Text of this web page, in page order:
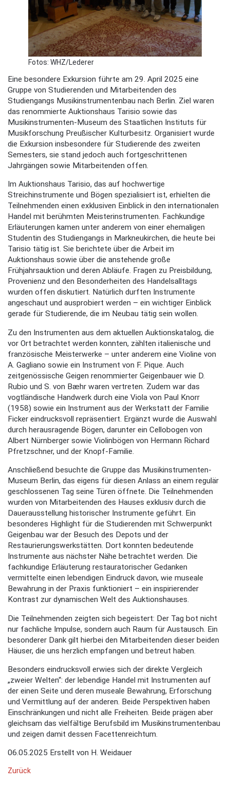
Fotos: WHZ/Lederer
Eine besondere Exkursion führte am 29. April 2025 eine
Gruppe von Studierenden und Mitarbeitenden des
Studiengangs Musikinstrumentenbau nach Berlin. Ziel waren
das renommierte Auktionshaus Tarisio sowie das
Musikinstrumenten-Museum des Staatlichen Instituts für
Musikforschung Preußischer Kulturbesitz. Organisiert wurde
die Exkursion insbesondere für Studierende des zweiten
Semesters, sie stand jedoch auch fortgeschrittenen
Jahrgängen sowie Mitarbeitenden offen.
Im Auktionshaus Tarisio, das auf hochwertige
Streichinstrumente und Bögen spezialisiert ist, erhielten die
Teilnehmenden einen exklusiven Einblick in den internationalen
Handel mit berühmten Meisterinstrumenten. Fachkundige
Erläuterungen kamen unter anderem von einer ehemaligen
Studentin des Studiengangs in Markneukirchen, die heute bei
Tarisio tätig ist. Sie berichtete über die Arbeit im
Auktionshaus sowie über die anstehende große
Frühjahrsauktion und deren Abläufe. Fragen zu Preisbildung,
Provenienz und den Besonderheiten des Handelsalltags
wurden offen diskutiert. Natürlich durften Instrumente
angeschaut und ausprobiert werden – ein wichtiger Einblick
gerade für Studierende, die im Neubau tätig sein wollen.
Zu den Instrumenten aus dem aktuellen Auktionskatalog, die
vor Ort betrachtet werden konnten, zählten italienische und
französische Meisterwerke – unter anderem eine Violine von
A. Gagliano sowie ein Instrument von F. Pique. Auch
zeitgenössische Geigen renommierter Geigenbauer wie D.
Rubio und S. von Bæhr waren vertreten. Zudem war das
vogtländische Handwerk durch eine Viola von Paul Knorr
(1958) sowie ein Instrument aus der Werkstatt der Familie
Ficker eindrucksvoll repräsentiert. Ergänzt wurde die Auswahl
durch herausragende Bögen, darunter ein Cellobogen von
Albert Nürnberger sowie Violinbögen von Hermann Richard
Pfretzschner, und der Knopf-Familie.
Anschließend besuchte die Gruppe das Musikinstrumenten-
Museum Berlin, das eigens für diesen Anlass an einem regulär
geschlossenen Tag seine Türen öffnete. Die Teilnehmenden
wurden von Mitarbeitenden des Hauses exklusiv durch die
Dauerausstellung historischer Instrumente geführt. Ein
besonderes Highlight für die Studierenden mit Schwerpunkt
Geigenbau war der Besuch des Depots und der
Restaurierungswerkstätten. Dort konnten bedeutende
Instrumente aus nächster Nähe betrachtet werden. Die
fachkundige Erläuterung restauratorischer Gedanken
vermittelte einen lebendigen Eindruck davon, wie museale
Bewahrung in der Praxis funktioniert – ein inspirierender
Kontrast zur dynamischen Welt des Auktionshauses.
Die Teilnehmenden zeigten sich begeistert: Der Tag bot nicht
nur fachliche Impulse, sondern auch Raum für Austausch. Ein
besonderer Dank gilt hierbei den Mitarbeitenden dieser beiden
Häuser, die uns herzlich empfangen und betreut haben.
Besonders eindrucksvoll erwies sich der direkte Vergleich
„zweier Welten“: der lebendige Handel mit Instrumenten auf
der einen Seite und deren museale Bewahrung, Erforschung
und Vermittlung auf der anderen. Beide Perspektiven haben
Einschränkungen und nicht alle Freiheiten. Beide prägen aber
gleichsam das vielfältige Berufsbild im Musikinstrumentenbau
und zeigen damit dessen Facettenreichtum.
06.05.2025 Erstellt von H. Weidauer
Zurück